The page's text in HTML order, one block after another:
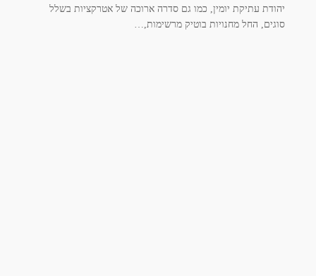
יהודת עתיקת יומין, כמו גם סדרה ארוכה של אטרקציות בשלל
סוגים, החל מחנויות בוטיק מרשימות,…